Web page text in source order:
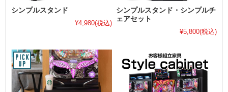
シンプルスタンド
¥4,980(税込)
シンプルスタンド・シンプルチ
ェアセット
¥5,800(税込)